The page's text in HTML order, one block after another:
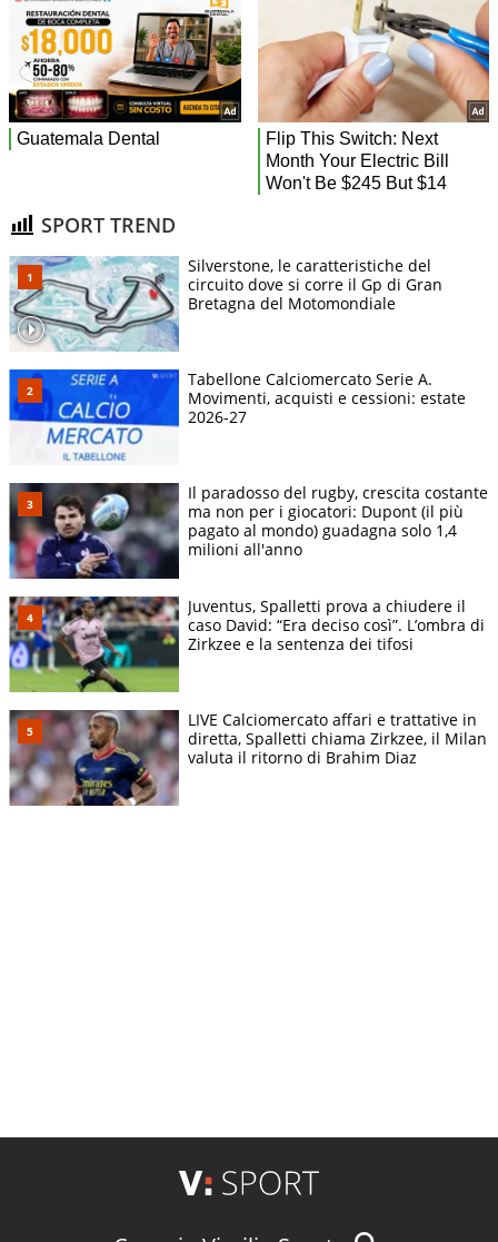
SPORT TREND
Silverstone, le caratteristiche del
circuito dove si corre il Gp di Gran
Bretagna del Motomondiale
Tabellone Calciomercato Serie A.
Movimenti, acquisti e cessioni: estate
2026-27
Il paradosso del rugby, crescita costante
ma non per i giocatori: Dupont (il più
pagato al mondo) guadagna solo 1,4
milioni all'anno
Juventus, Spalletti prova a chiudere il
caso David: “Era deciso così”. L’ombra di
Zirkzee e la sentenza dei tifosi
LIVE Calciomercato affari e trattative in
diretta, Spalletti chiama Zirkzee, il Milan
valuta il ritorno di Brahim Diaz